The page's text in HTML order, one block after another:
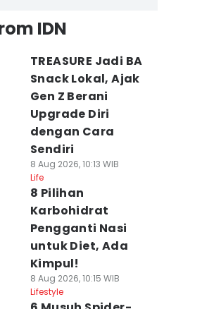
IDN
TREASURE Jadi BA
Snack Lokal, Ajak
Gen Z Berani
Upgrade Diri
dengan Cara
Sendiri
8 Aug 2026, 10:13 WIB
Life
8 Pilihan
Karbohidrat
Pengganti Nasi
untuk Diet, Ada
Kimpul!
8 Aug 2026, 10:15 WIB
Lifestyle